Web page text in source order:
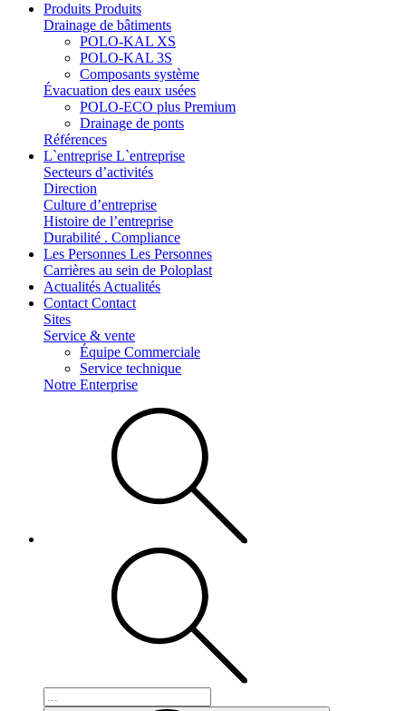
Produits Produits
Drainage de bâtiments
POLO-KAL XS
POLO-KAL 3S
Composants système
Évacuation des eaux usées
POLO-ECO plus Premium
Drainage de ponts
Références
L`entreprise L`entreprise
Secteurs d’activités
Direction
Culture d’entreprise
Histoire de l’entreprise
Durabilité . Compliance
Les Personnes Les Personnes
Carrières au sein de Poloplast
Actualités Actualités
Contact Contact
Sites
Service & vente
Équipe Commerciale
Service technique
Notre Enterprise